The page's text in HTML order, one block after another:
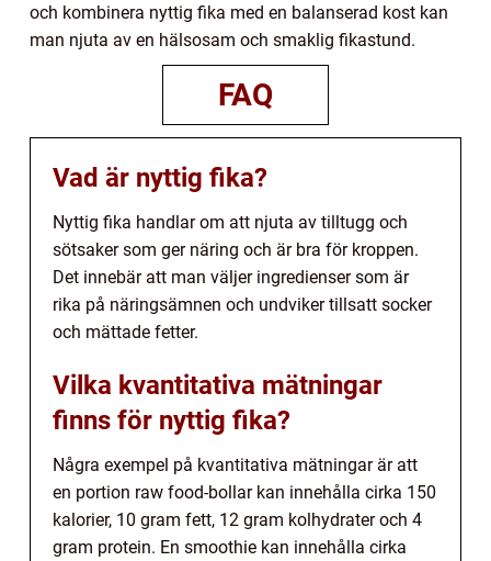
och kombinera nyttig fika med en balanserad kost kan
man njuta av en hälsosam och smaklig fikastund.
FAQ
Vad är nyttig fika?
Nyttig fika handlar om att njuta av tilltugg och
sötsaker som ger näring och är bra för kroppen.
Det innebär att man väljer ingredienser som är
rika på näringsämnen och undviker tillsatt socker
och mättade fetter.
Vilka kvantitativa mätningar
finns för nyttig fika?
Några exempel på kvantitativa mätningar är att
en portion raw food-bollar kan innehålla cirka 150
kalorier, 10 gram fett, 12 gram kolhydrater och 4
gram protein. En smoothie kan innehålla cirka